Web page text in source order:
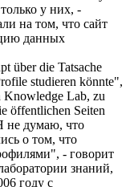
у них, -
на том, что сайт
данных
überdie Tatsache
studieren könnte",
Knowledge Lab, zu
öffentlichen Seiten
не думаю, что
о том, что
- говорит
знаний,
году с